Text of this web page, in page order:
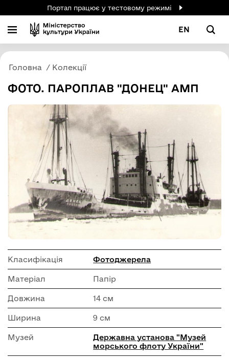
Портал працює у тестовому режимі
EN
Головна Колекції
ФОТО. ПАРОПЛАВ "ДОНЕЦ" АМП
Класифікація Фотоджерела
Матеріал Папір
Довжина 14 см
Ширина 9 см
Музей
Державна установа "Музей
морського флоту України"